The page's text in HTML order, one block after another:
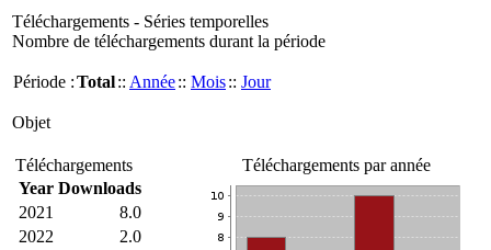
Téléchargements - Séries temporelles
Nombre de téléchargements durant la période
Période :Total:: Année:: Mois:: Jour
Objet
Téléchargements
Year Downloads
2021
8.0
2022
2.0
Téléchargements par année